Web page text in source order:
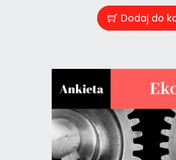
Dodaj do